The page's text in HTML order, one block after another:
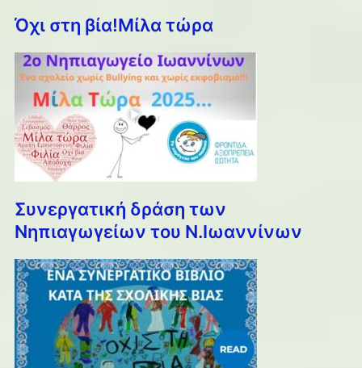
Όχι στη βία!Μίλα τώρα
Συνεργατική δράση των
Νηπιαγωγείων του Ν.Ιωαννίνων